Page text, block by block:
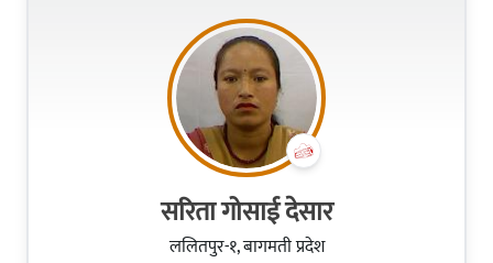
सरिता गोसाई देसार
ललितपुर-१, बागमती प्रदेश